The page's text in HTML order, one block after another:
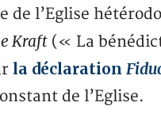
de l’Eglise
Kraft(« La
la déclaration
de l’Eglise.